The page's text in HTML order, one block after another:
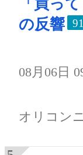
「買っ
の反響
91
08月06日
オリコン